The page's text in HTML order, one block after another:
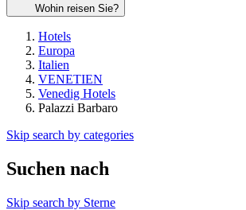
Wohin reisen Sie?
Hotels
Europa
Italien
VENETIEN
Venedig Hotels
Palazzi Barbaro
Skip search by categories
Suchen nach
Skip search by Sterne